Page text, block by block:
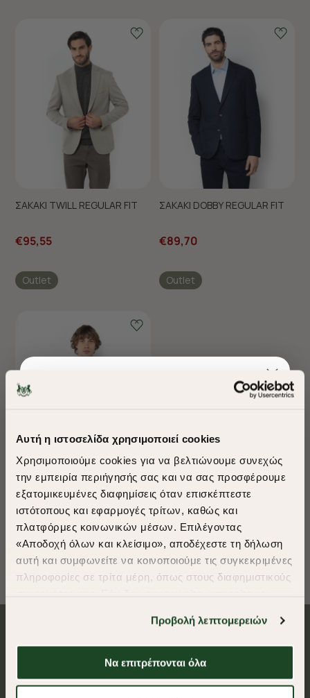
Αυτή η ιστοσελίδα χρησιμοποιεί cookies
Χρησιμοποιούμε cookies για να βελτιώνουμε συνεχώς
την εμπειρία περιήγησής σας και να σας προσφέρουμε
εξατομικευμένες διαφημίσεις όταν επισκέπτεστε
ιστότοπους και εφαρμογές τρίτων, καθώς και
πλατφόρμες κοινωνικών μέσων. Επιλέγοντας
«Αποδοχή όλων και κλείσιμο», αποδέχεστε τη δήλωση
αυτή και συμφωνείτε να κοινοποιούμε τις συγκεκριμένες
πληροφορίες σε τρίτα μέρη, όπως στους διαφημιστικούς
απαιτούμενα cookies» και θα περιοριστούμε
στα cookies και τις τεχνολογίες που είναι απολύτως
απαραίτητα για την ασφαλή απόδοση και
λειτουργικότητα της ιστοσελίδας μας. Ωστόσο, λάβετε
Προβολή λεπτομερειών
Να επιτρέπονται όλα
ΣΑΚΑΚΙ TWILL REGULAR FIT
€95,55
Outlet
ΣΑΚΑΚΙ DOBBY REGULAR FIT
€89,70
Outlet
ΣΑΚΑΚΙ COTTON LINEN
REGULAR FIT
€83,85
Outlet
Ασφαλείς συναλλαγές
​
A Season of Style
SUMMER SALE